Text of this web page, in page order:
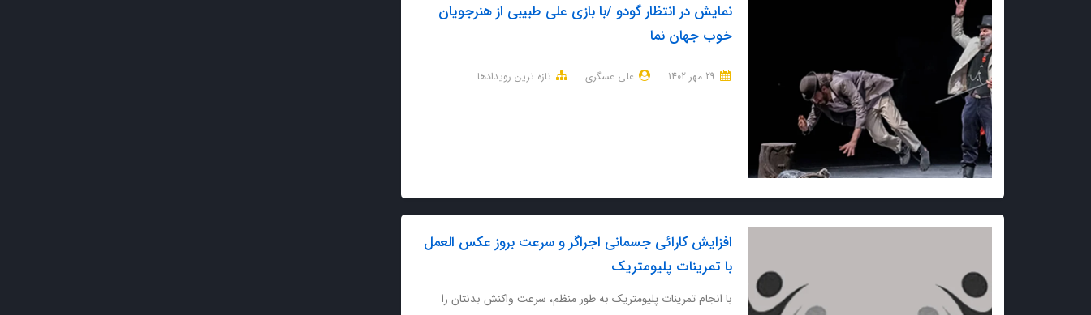
نمایش در انتظار گودو /با بازی علی طبیبی از هنرجویان
خوب جهان نما
علی عسگری تازه ترین رویدادها
افزایش کارائی جسمانی اجراگر و سرعت بروز عکس العمل
با تمرینات پلیومتریک
با انجام تمرینات پلیومتریک به طور منظم، سرعت واکنش بدنتان را